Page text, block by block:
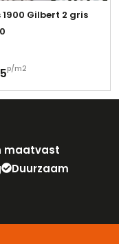
1900 Gilbert 2 gris
p/m2
maatvast
Duurzaam